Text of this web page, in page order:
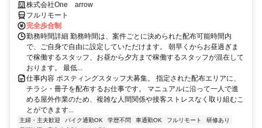
株式会社One arrow
フルリモート
完全歩合制
勤務時間詳細 勤務時間は、案件ごとに決められた配布可能時間内
で、ご自身で自由に設定していただけます。 朝早くからお昼過ぎま
で稼働するスタッフ、お昼から夕方まで稼働するスタッフが混在して
おります。 最低...
仕事内容 ポスティングスタッフ大募集。 指定された配布エリアに、
チラシ・冊子を配布するお仕事です。 マニュアルに沿って一人で進
める屋外作業のため、複雑な人間関係や接客ストレスなく取り組むこ
とができます...
主婦・主夫歓迎 バイク通勤OK 学歴不問 車通勤OK フルリモート
研修あり